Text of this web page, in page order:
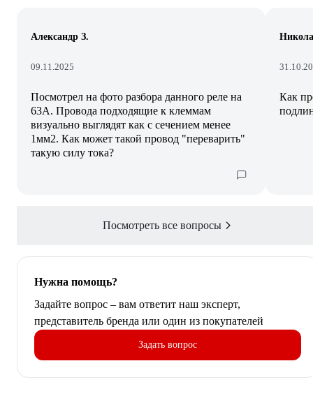
Александр З.
09.11.2025
Посмотрел на фото разбора данного реле на
63А. Провода подходящие к клеммам
визуально выглядят как с сечением менее
1мм2. Как может такой провод "переварить"
такую силу тока?
Как
Посмотреть все вопросы
Нужна помощь?
Задайте вопрос – вам ответит наш эксперт,
представитель бренда или один из покупателей
Задать вопрос